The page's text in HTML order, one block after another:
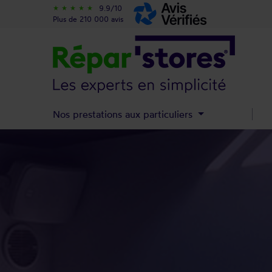
star_rate star_rate star_rate star_rate star_rate
9.9/10
Plus de 210 000 avis
Nos prestations aux particuliers